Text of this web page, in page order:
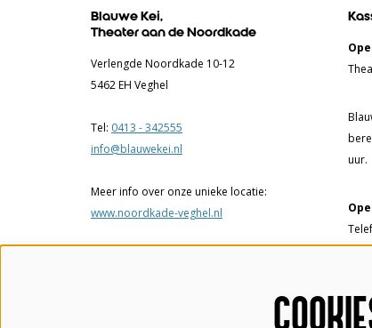
Blauwe Kei,
Theater aan de Noordkade
Verlengde Noordkade 10-12
5462 EH Veghel
Tel: 0413 - 342555
info@blauwekei.nl
Meer info over onze unieke locatie:
www.noordkade-veghel.nl
uur.
tot